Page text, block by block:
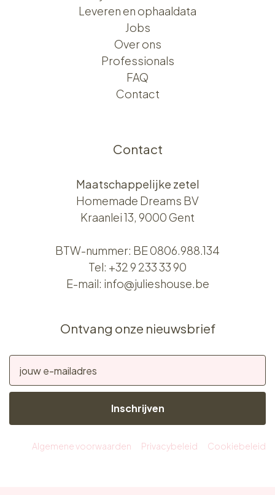
Leveren en ophaaldata
Jobs
Over ons​​
Professionals
FAQ
Contact
Contact
Maatschappelijke zetel
Homemade Dreams BV
Kraanlei 13, 9000 Gent
BTW-nummer: BE 0806.988.134
Tel: +32 9 233 33 90
E-mail: info@julieshouse.be
Ontvang onze nieuwsbrief
Inschrijven
Algemene voorwaarden Privacybeleid Cookiebeleid